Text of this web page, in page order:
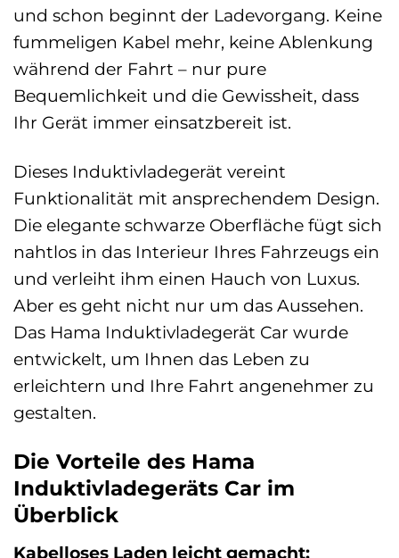
und schon beginnt der Ladevorgang. Keine
fummeligen Kabel mehr, keine Ablenkung
während der Fahrt – nur pure
Bequemlichkeit und die Gewissheit, dass
Ihr Gerät immer einsatzbereit ist.
Dieses Induktivladegerät vereint
Funktionalität mit ansprechendem Design.
Die elegante schwarze Oberfläche fügt sich
nahtlos in das Interieur Ihres Fahrzeugs ein
und verleiht ihm einen Hauch von Luxus.
Aber es geht nicht nur um das Aussehen.
Das Hama Induktivladegerät Car wurde
entwickelt, um Ihnen das Leben zu
erleichtern und Ihre Fahrt angenehmer zu
gestalten.
Die Vorteile des Hama
Induktivladegeräts Car im
Überblick
Kabelloses Laden leicht gemacht: